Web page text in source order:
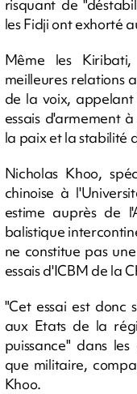
risquant de
les Fidji ont exhorté
Même les
meilleures relations
de la voix, appelant
essais d'armement
la paix et la stabilité
Nicholas Khoo,
chinoise à
estime auprès de
balistique
ne constitue pas
essais d'ICBM de la
"Cet essai est donc
aux Etats de la
puissance" dans
que militaire,
Khoo.